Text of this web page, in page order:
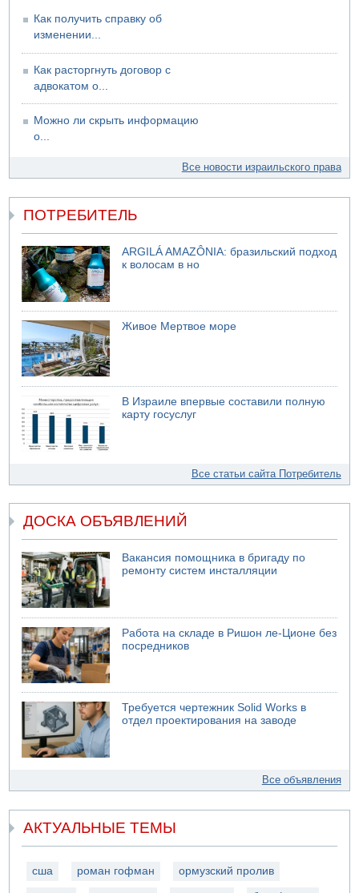
Как получить справку об
изменении...
Как расторгнуть договор с
адвокатом о...
Можно ли скрыть информацию
о...
Все новости израильского права
ПОТРЕБИТЕЛЬ
ARGILÁ AMAZÔNIA: бразильский подход
к волосам в но
Живое Мертвое море
В Израиле впервые составили полную
карту госуслуг
Все статьи сайта Потребитель
ДОСКА ОБЪЯВЛЕНИЙ
Вакансия помощника в бригаду по
ремонту систем инсталляции
Работа на складе в Ришон ле-Ционе без
посредников
Требуется чертежник Solid Works в
отдел проектирования на заводе
Все объявления
АКТУАЛЬНЫЕ ТЕМЫ
сша роман гофман ормузский пролив